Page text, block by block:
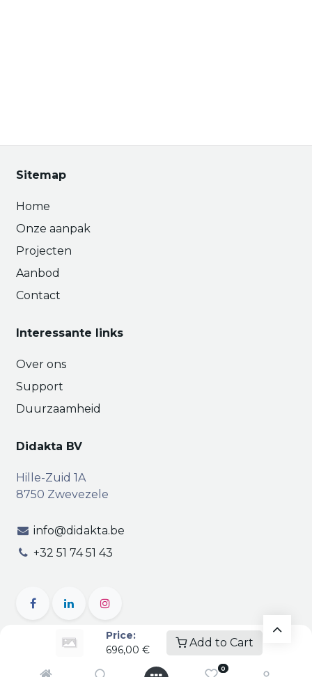
Price:
696,00 €
Add to Cart
0
Sitemap
Home
Onze aanpak
Projecten
Aanbod
Contact
Interessante links
Over ons
Support
Duurzaamheid
Didakta BV
Hille-Zuid 1A
8750 Zwevezele
info@didakta.be
+32 51 74 51 43
Vertrouwelijkheid